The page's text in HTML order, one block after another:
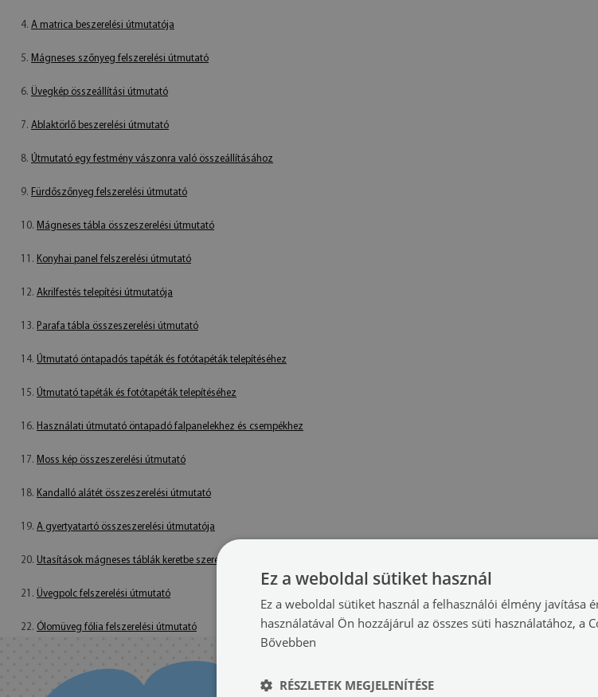
4. A matrica beszerelési útmutatója
5. Mágneses szőnyeg felszerelési útmutató
6. Üvegkép összeállítási útmutató
7. Ablaktörlő beszerelési útmutató
8. Útmutató egy festmény vászonra való összeállításához
9. Fürdőszőnyeg felszerelési útmutató
10. Mágneses tábla összeszerelési útmutató
11. Konyhai panel felszerelési útmutató
12. Akrilfestés telepítési útmutatója
13. Parafa tábla összeszerelési útmutató
14. Útmutató öntapadós tapéták és fotótapéták telepítéséhez
15. Útmutató tapéták és fotótapéták telepítéséhez
16. Használati útmutató öntapadó falpanelekhez és csempékhez
17. Moss kép összeszerelési útmutató
18. Kandalló alátét összeszerelési útmutató
19. A gyertyatartó összeszerelési útmutatója
20. Utasítások mágneses táblák keretbe szereléséhez
21. Üvegpolc felszerelési útmutató
22. Ólomüveg fólia felszerelési útmutató
Ez a weboldal sütiket használ
Ez a weboldal sütiket használ a felhasználói élmény javítása
használatával Ön hozzájárul az összes süti használatához, a
Bővebben
RÉSZLETEK MEGJELENÍTÉSE